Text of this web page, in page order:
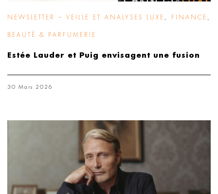
NEWSLETTER – VEILLE ET ANALYSES LUXE FINANCE
BEAUTÉ & PARFUMERIE
Estée Lauder et Puig envisagent une fusion
30 Mars 2026